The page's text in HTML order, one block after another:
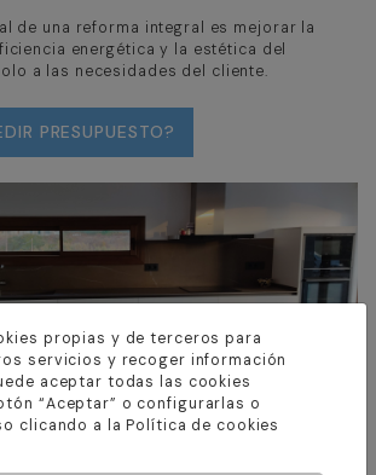
de una reforma integral es mejorar la
energética y la estética del
a las necesidades del cliente.
PRESUPUESTO?
propias y de terceros para
servicios y recoger información
aceptar todas las cookies
“Aceptar” o configurarlas o
clicando a la Política de cookies